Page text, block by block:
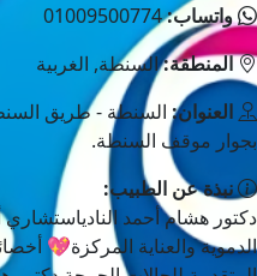
واتساب:01009500774
المنطقة:السنطة, الغربية
العنوان: السنطة - طريق
بجوار موقف السنطة.
نبذة عن الطبيب:
دكتور هشام أحمد
الدموية والعناية المركزة💖